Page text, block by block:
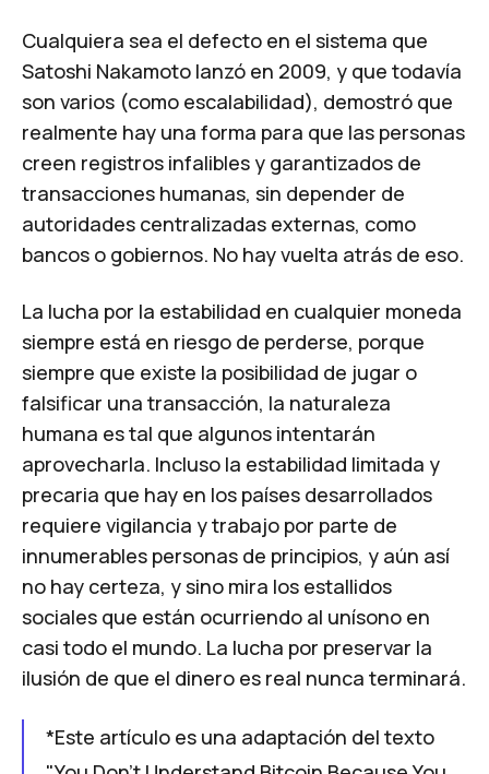
Cualquiera sea el defecto en el sistema que
Satoshi Nakamoto lanzó en 2009, y que todavía
son varios (como escalabilidad), demostró que
realmente hay una forma para que las personas
creen registros infalibles y garantizados de
transacciones humanas, sin depender de
autoridades centralizadas externas, como
bancos o gobiernos. No hay vuelta atrás de eso.
La lucha por la estabilidad en cualquier moneda
siempre está en riesgo de perderse, porque
siempre que existe la posibilidad de jugar o
falsificar una transacción, la naturaleza
humana es tal que algunos intentarán
aprovecharla. Incluso la estabilidad limitada y
precaria que hay en los países desarrollados
requiere vigilancia y trabajo por parte de
innumerables personas de principios, y aún así
no hay certeza, y sino mira los estallidos
sociales que están ocurriendo al unísono en
casi todo el mundo. La lucha por preservar la
ilusión de que el dinero es real nunca terminará.
*Este artículo es una adaptación del texto